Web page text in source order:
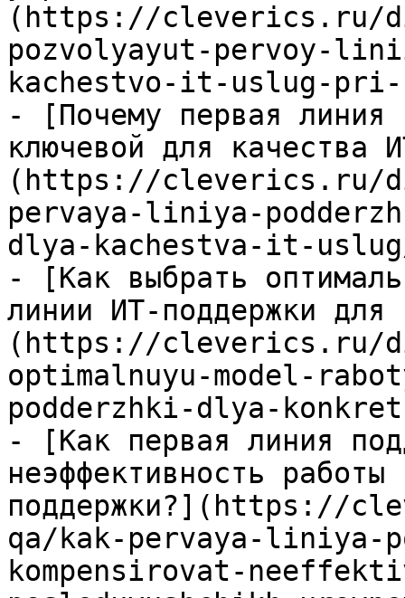
(https://cleverics.ru/
pozvolyayut-pervoy-
kachestvo-it-uslug-pri-
- [Почему первая линия
ключевой для качества
(https://cleverics.ru/
pervaya-liniya-
dlya-kachestva-it-
- [Как выбрать
линии ИТ-поддержки для
(https://cleverics.ru/
optimalnuyu-model-
podderzhki-dlya-
- [Как первая линия
неэффективность
поддержки?](https://
qa/kak-pervaya-liniya-
kompensirovat-